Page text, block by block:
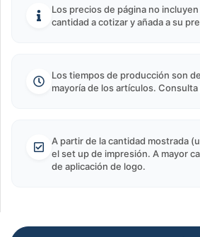
Los precios de página no
cantidad a cotizar y añada a su
Los tiempos de producción son
mayoría de los artículos.
A partir de la cantidad mostrada
el set up de impresión. A mayor
de aplicación de logo.